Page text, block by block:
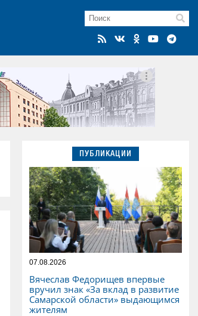
ПУБЛИКАЦИИ
07.08.2026
Вячеслав Федорищев впервые
вручил знак «За вклад в развитие
Самарской области» выдающимся
жителям